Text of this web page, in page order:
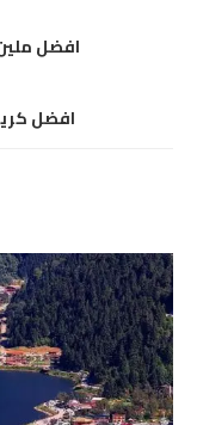
افضل
افضل